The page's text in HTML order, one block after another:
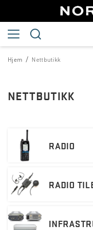
/
Hjem Nettbutikk
NETTBUTIKK
RADIO
RADIO